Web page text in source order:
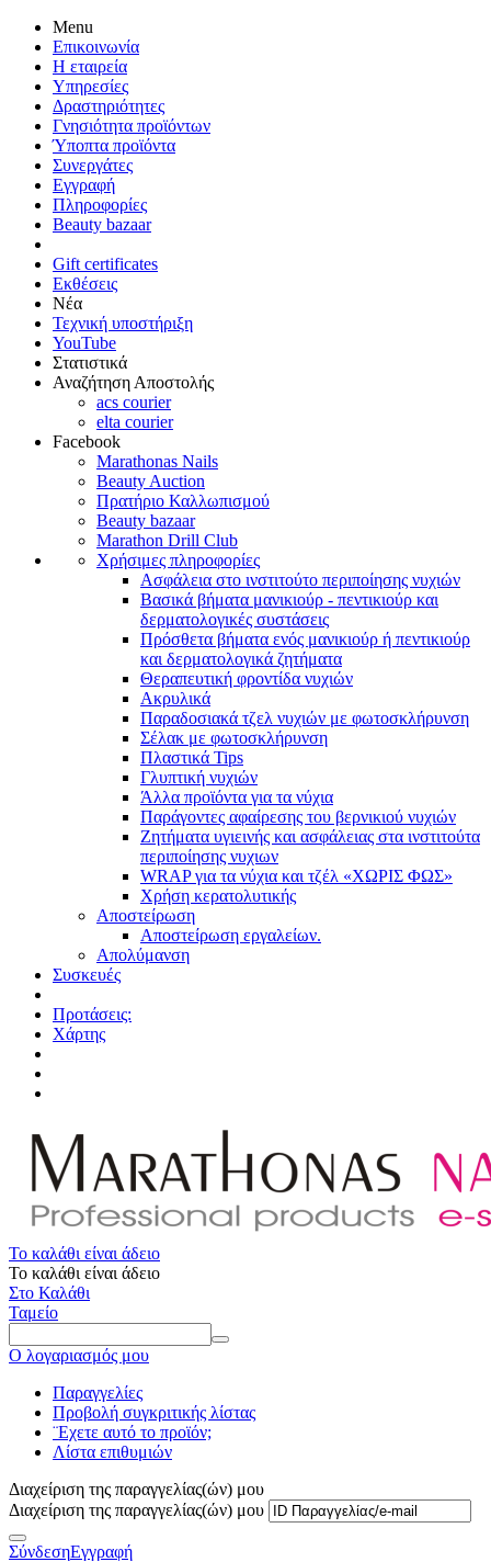
Menu
Επικοινωνία
Η εταιρεία
Υπηρεσίες
Δραστηριότητες
Γνησιότητα προϊόντων
Ύποπτα προϊόντα
Συνεργάτες
Εγγραφή
Πληροφορίες
Beauty bazaar
Gift certificates
Εκθέσεις
Νέα
Τεχνική υποστήριξη
YouTube
Στατιστικά
Αναζήτηση Αποστολής
acs courier
elta courier
Facebook
Marathonas Nails
Beauty Auction
Πρατήριο Καλλωπισμού
Beauty bazaar
Marathon Drill Club
Χρήσιμες πληροφορίες
Ασφάλεια στο ινστιτούτο περιποίησης νυχιών
Βασικά βήματα μανικιούρ - πεντικιούρ και
δερματολογικές συστάσεις
Πρόσθετα βήματα ενός μανικιούρ ή πεντικιούρ
και δερματολογικά ζητήματα
Θεραπευτική φροντίδα νυχιών
Ακρυλικά
Παραδοσιακά τζελ νυχιών με φωτοσκλήρυνση
Σέλακ με φωτοσκλήρυνση
Πλαστικά Tips
Γλυπτική νυχιών
Άλλα προϊόντα για τα νύχια
Παράγοντες αφαίρεσης του βερνικιού νυχιών
Ζητήματα υγιεινής και ασφάλειας στα ινστιτούτα
περιποίησης νυχιων
WRAP για τα νύχια και τζέλ «ΧΩΡΙΣ ΦΩΣ»
Χρήση κερατολυτικής
Αποστείρωση
Αποστείρωση εργαλείων.
Απολύμανση
Συσκευές
Προτάσεις:
Χάρτης
Το καλάθι είναι άδειο
Το καλάθι είναι άδειο
Στο Καλάθι
Ταμείο
Ο λογαριασμός μου
Παραγγελίες
Προβολή συγκριτικής λίστας
¨Εχετε αυτό το προϊόν;
Λίστα επιθυμιών
Διαχείριση της παραγγελίας(ών) μου
Διαχείριση της παραγγελίας(ών) μου
ΣύνδεσηΕγγραφή